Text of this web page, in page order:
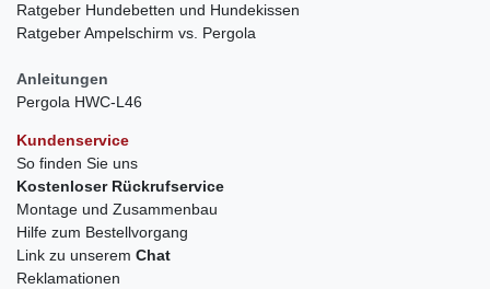
Ratgeber Hundebetten und Hundekissen
Ratgeber Ampelschirm vs. Pergola
Anleitungen
Pergola HWC-L46
Kundenservice
So finden Sie uns
Kostenloser Rückrufservice
Montage und Zusammenbau
Hilfe zum Bestellvorgang
Link zu unserem Chat
Reklamationen